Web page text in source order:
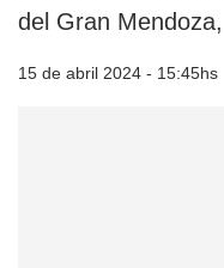
del Gran
15 de abril 2024 - 15:45hs